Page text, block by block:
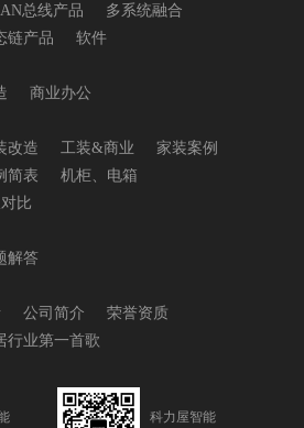
总线产品
多系统融合
链产品 软件
商业办公
改造 工装&商业
家装案例
简表
机柜、电箱
比
解答
公司简介
荣誉资质
行业第一首歌
科力屋智能